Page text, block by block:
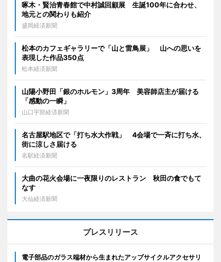
啄木・賢治青春館で中村誠回顧展 生誕100年に合わせ、
地元との関わりも紹介
盛岡経済新聞
松本のカフェギャラリーで「山と雷鳥展」 山への思いを
表現した作品350点
松本経済新聞
山陽小野田「銀のホルモン」3周年 美容師店主が届ける
「感動の一瞬」
山口宇部経済新聞
名古屋駅地区で「打ち水大作戦」 4会場で一斉に打ち水、
街に涼しさ届ける
名駅経済新聞
大曲の花火会場に一夜限りのレストラン 秋田の食でもて
なす
大仙経済新聞
プレスリリース
電子部品のガラス端材から生まれたアップサイクルアクセサリ